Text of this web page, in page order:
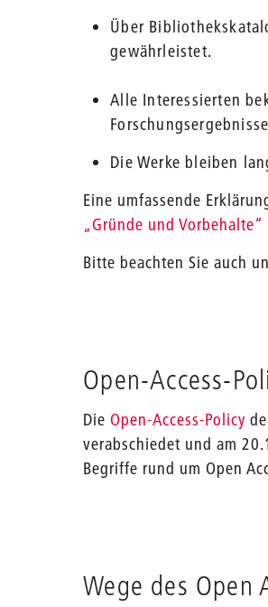
Über
gewährleistet.
Alle Interessierten
Die Werke bleiben
Eine umfassende
„Gründe und Vorbehalte“
Bitte beachten Sie auch
Open-Access-
DieOpen-Access-Policy
verabschiedet und am
Begriffe rund um Open
Wege des Open